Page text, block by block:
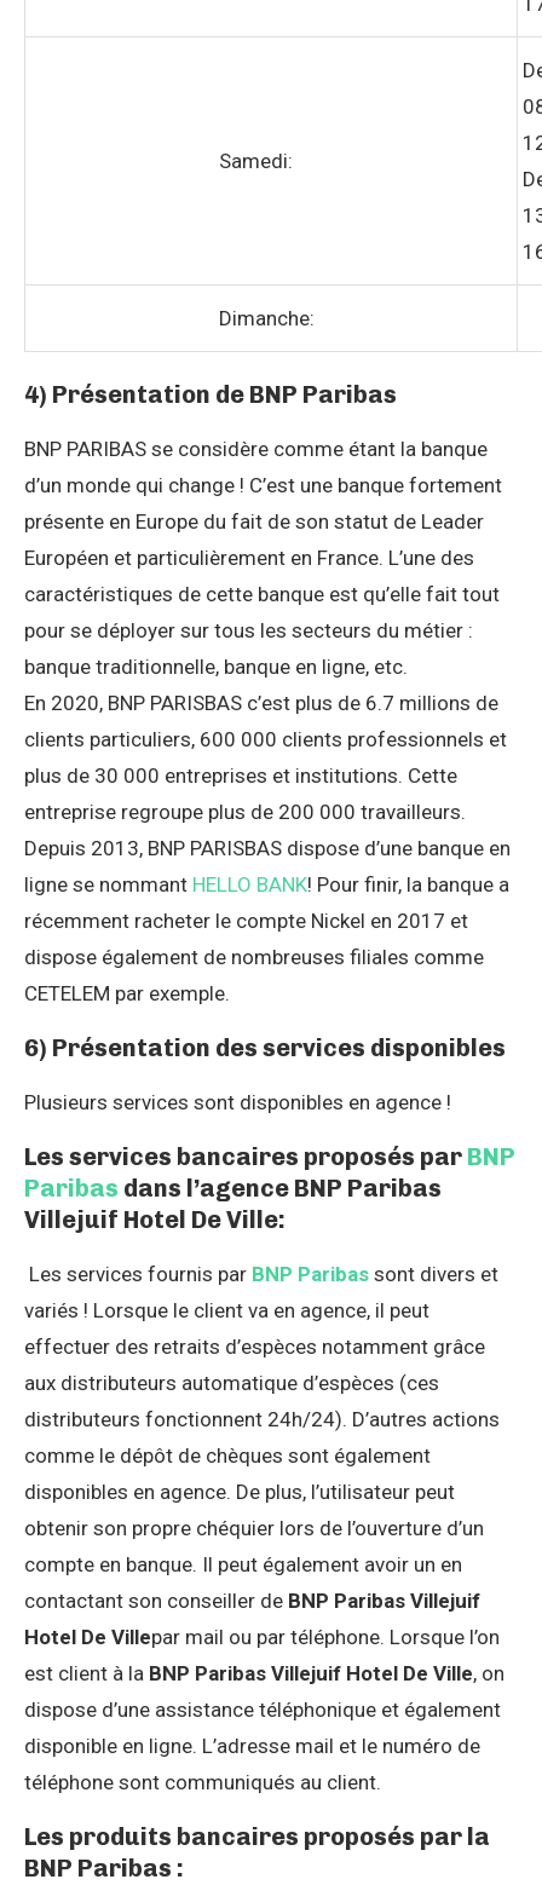
Samedi:
Dimanche:
4) Présentation de BNP Paribas
BNP PARIBAS se considère comme étant la banque
d’un monde qui change ! C’est une banque fortement
présente en Europe du fait de son statut de Leader
Européen et particulièrement en France. L’une des
caractéristiques de cette banque est qu’elle fait tout
pour se déployer sur tous les secteurs du métier :
banque traditionnelle, banque en ligne, etc.
En 2020, BNP PARISBAS c’est plus de 6.7 millions de
clients particuliers, 600 000 clients professionnels et
plus de 30 000 entreprises et institutions. Cette
entreprise regroupe plus de 200 000 travailleurs.
Depuis 2013, BNP PARISBAS dispose d’une banque en
ligne se nommant HELLO BANK! Pour finir, la banque a
récemment racheter le compte Nickel en 2017 et
dispose également de nombreuses filiales comme
CETELEM par exemple.
6) Présentation des services disponibles
Plusieurs services sont disponibles en agence !
Les services bancaires proposés par BNP
Paribas dans l’agence BNP Paribas
Villejuif Hotel De Ville:
Les services fournis par BNP Paribas sont divers et
variés ! Lorsque le client va en agence, il peut
effectuer des retraits d’espèces notamment grâce
aux distributeurs automatique d’espèces (ces
distributeurs fonctionnent 24h/24). D’autres actions
comme le dépôt de chèques sont également
disponibles en agence. De plus, l’utilisateur peut
obtenir son propre chéquier lors de l’ouverture d’un
compte en banque. Il peut également avoir un en
contactant son conseiller de BNP Paribas Villejuif
Hotel De Villepar mail ou par téléphone. Lorsque l’on
est client à la BNP Paribas Villejuif Hotel De Ville, on
dispose d’une assistance téléphonique et également
disponible en ligne. L’adresse mail et le numéro de
téléphone sont communiqués au client.
Les produits bancaires proposés par la
BNP Paribas :